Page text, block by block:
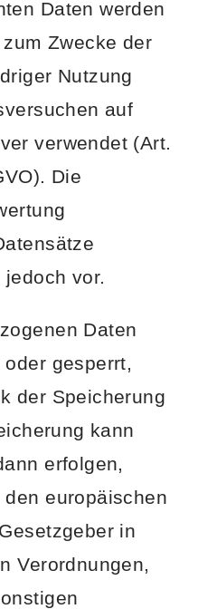
Daten werden
Zwecke der
Nutzung
auf
verwendet (Art.
Die
vor.
Daten
gesperrt,
der Speicherung
kann
erfolgen,
europäischen
in
Verordnungen,